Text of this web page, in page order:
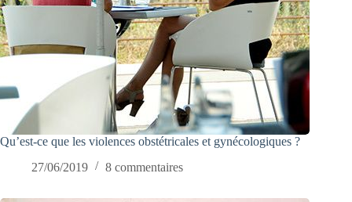
Qu’est-ce que les violences obstétricales et gynécologiques ?
27/06/2019
8 commentaires